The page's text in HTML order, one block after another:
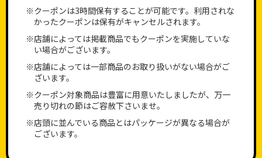
※クーポンは3時間保有することが可能です。利用されな
かったクーポンは保有がキャンセルされます。
※店舗によっては掲載商品でもクーポンを実施していな
い場合がございます。
※店舗によっては一部商品のお取り扱いがない場合がご
ざいます。
※クーポン対象商品は豊富に用意いたしましたが、万一
売り切れの節はご容赦下さいませ。
※店頭に並んでいる商品とはパッケージが異なる場合が
ございます。